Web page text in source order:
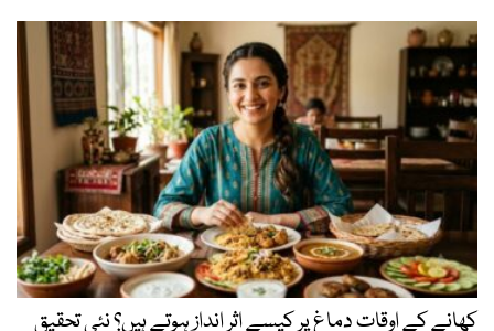
کھانے کے اوقات دماغ پر کیسے اثر انداز ہوتے ہیں؟ نئی تحقیق